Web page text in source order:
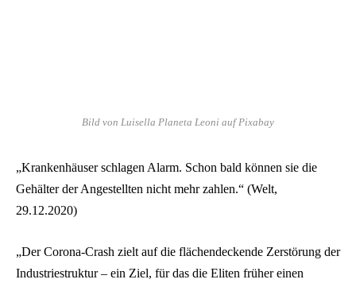
Bild von Luisella Planeta Leoni auf Pixabay
„Krankenhäuser schlagen Alarm. Schon bald können sie die
Gehälter der Angestellten nicht mehr zahlen.“ (Welt,
29.12.2020)
„Der Corona-Crash zielt auf die flächendeckende Zerstörung der
Industriestruktur – ein Ziel, für das die Eliten früher einen